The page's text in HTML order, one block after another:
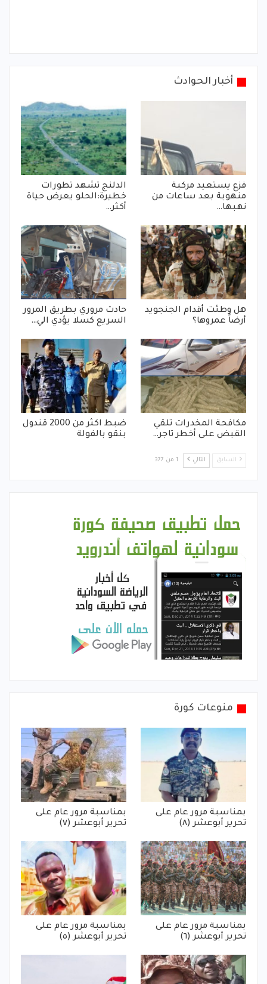
أخبار الحوادث
فزع يستعيد مركبة
منهوبة بعد ساعات من
نهبها…
الدلنج تشهد تطورات
خطيرة:الحلو يعرض حياة
أكثر…
هل وطئت أقدام الجنجويد
أرضاً عمروها؟
حادث مروري بطريق المرور
السريع كسلا يؤدي الي…
مكافحة المخدرات تلقي
القبض على أخطر تاجر…
ضبط اكثر من 2000 قندول
بنقو بالفولة
السابق التالي 1 من 377
منوعات كورة
بمناسبة مرور عام على
تحرير أبوعشر (٨)
بمناسبة مرور عام على
تحرير أبوعشر (٧)
بمناسبة مرور عام على
تحرير أبوعشر (٦)
بمناسبة مرور عام على
تحرير أبوعشر (٥)